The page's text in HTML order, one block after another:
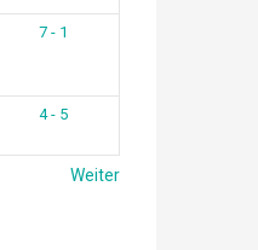
7 - 1
4 - 5
Weiter